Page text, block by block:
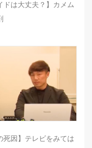
ドは大丈夫？】カメム
死因】テレビをみては